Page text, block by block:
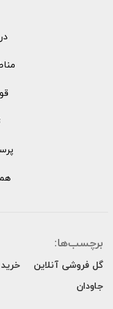
برچسب‌ها:
گل فروشی آنلاین
جاودان